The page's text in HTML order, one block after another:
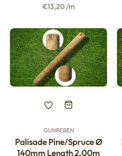
price
€13,20 /m
GUNREBEN
Palisade Pine/spruce Ø
140mm Length 2.00m